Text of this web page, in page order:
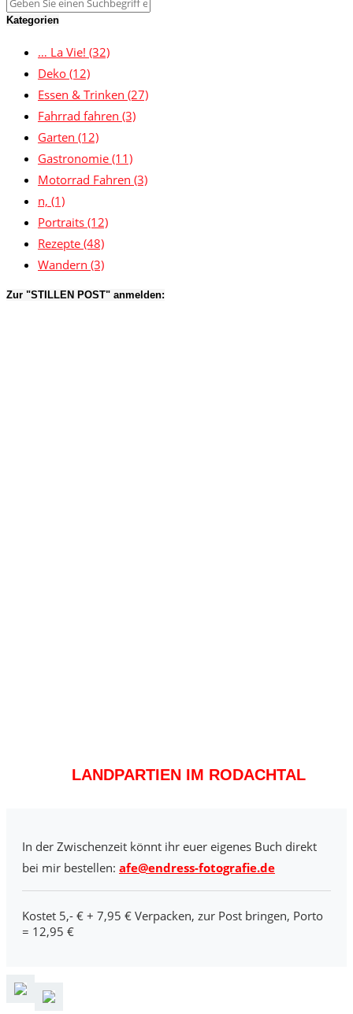
Kategorien
… La Vie! (32)
Deko (12)
Essen & Trinken (27)
Fahrrad fahren (3)
Garten (12)
Gastronomie (11)
Motorrad Fahren (3)
n, (1)
Portraits (12)
Rezepte (48)
Wandern (3)
Zur "STILLEN POST" anmelden:
LANDPARTIEN IM RODACHTAL
In der Zwischenzeit könnt ihr euer eigenes Buch direkt
bei mir bestellen: afe@endress-fotografie.de
Kostet 5,- € + 7,95 € Verpacken, zur Post bringen, Porto
= 12,95 €